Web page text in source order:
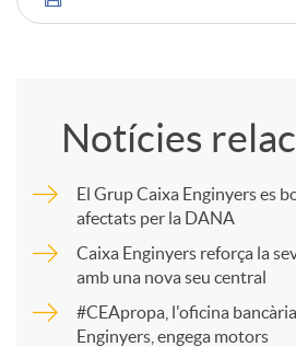
C
p
a
Notícies
El Grup Caixa Enginyers es
afectats per la DANA
Caixa Enginyers reforça la
amb una nova seu central
#CEApropa, l'oficina
Enginyers, engega motors